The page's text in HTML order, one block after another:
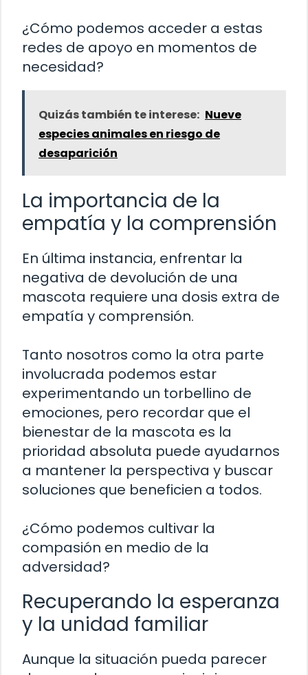
¿Cómo podemos acceder a estas
redes de apoyo en momentos de
necesidad?
Quizás también te interese: Nueve
especies animales en riesgo de
desaparición
La importancia de la
empatía y la comprensión
En última instancia, enfrentar la
negativa de devolución de una
mascota requiere una dosis extra de
empatía y comprensión.
Tanto nosotros como la otra parte
involucrada podemos estar
experimentando un torbellino de
emociones, pero recordar que el
bienestar de la mascota es la
prioridad absoluta puede ayudarnos
a mantener la perspectiva y buscar
soluciones que beneficien a todos.
¿Cómo podemos cultivar la
compasión en medio de la
adversidad?
Recuperando la esperanza
y la unidad familiar
Aunque la situación pueda parecer